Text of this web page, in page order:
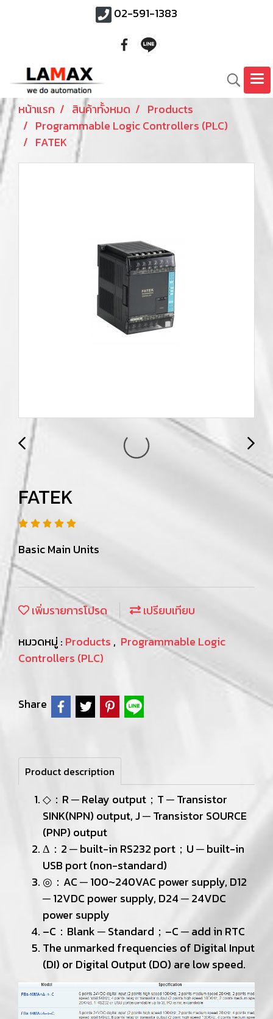
02-591-1383
หน้าแรก สินค้าทั้งหมด
Products
Programmable Logic Controllers (PLC)
FATEK
FATEK
Basic Main Units
เพิ่มรายการโปรด
เปรียบเทียบ
หมวดหมู่ : Products , Programmable Logic
Controllers (PLC)
Share
Product description
◇：R ─ Relay output；T ─ Transistor
SINK(NPN) output, J ─ Transistor SOURCE
(PNP) output
Δ：2 ─ built-in RS232 port；U ─ built-in
USB port (non-standard)
◎：AC ─ 100~240VAC power supply, D12
─ 12VDC power supply, D24 ─ 24VDC
power supply
–C：Blank ─ Standard；–C ─ add in RTC
The unmarked frequencies of Digital Input
(DI) or Digital Output (DO) are low speed.